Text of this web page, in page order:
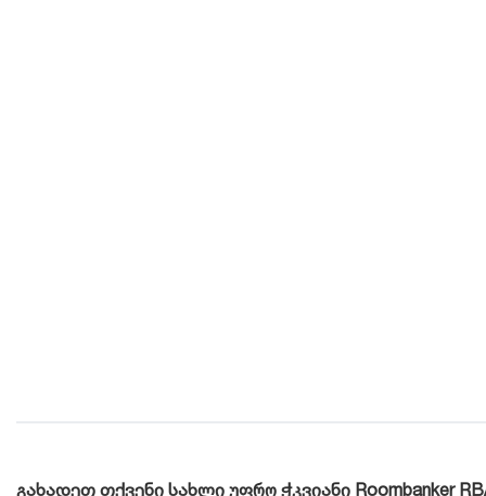
გახადეთ თქვენი სახლი უფრო ჭკვიანი Roombanker